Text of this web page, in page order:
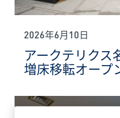
2026年6月10日
アークテリクス
増床移転オープ